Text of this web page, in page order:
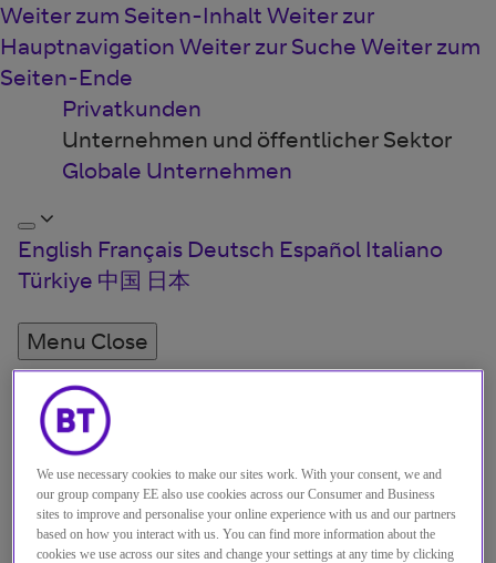
Weiter zum Seiten-Inhalt Weiter zur
Hauptnavigation Weiter zur Suche Weiter zum
Seiten-Ende
Privatkunden
Unternehmen und öffentlicher Sektor
Globale Unternehmen
English Français Deutsch Español Italiano
Türkiye 中国 日本
Menu Close
Lösungen
Einblicke
Über uns
My Account
We use necessary cookies to make our sites work. With your consent, we and
our group company EE also use cookies across our Consumer and Business
sites to improve and personalise your online experience with us and our partners
based on how you interact with us. You can find more information about the
cookies we use across our sites and change your settings at any time by clicking